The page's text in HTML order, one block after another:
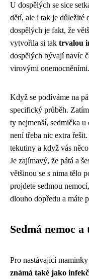
U dospělých se sice
dětí, ale i tak je důležité
dospělých je fakt, že
vytvořila si tak trvalou
dospělých bývají navíc
virovými onemocněními.
Když se podíváme na
specifický průběh.
ty nejmenší, sedmička u
není třeba nic extra
tekutiny a když vás
Je zajímavý, že pátá a
většinou se s nima tělo
projdete sedmou
dlouho dopředu a máte
Sedmá nemoc a
Pro nastávající
známá také jako